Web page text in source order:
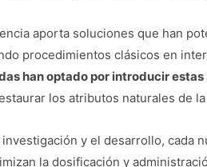
aporta soluciones que han
procedimientos clásicos en
han optado por introducir
los atributos naturales de
y el desarrollo, cada
la dosificación y